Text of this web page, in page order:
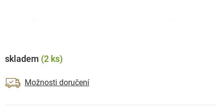
skladem (2 ks)
Možnosti doručení